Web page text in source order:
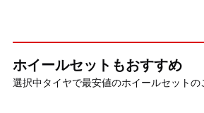
ホイールセットもおすすめ
選択中タイヤで最安値のホイールセットの